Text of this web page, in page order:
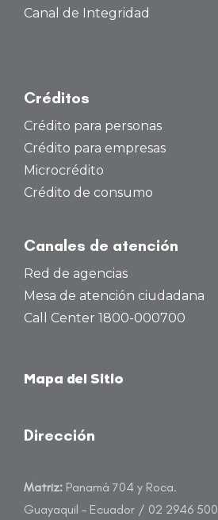
Canal de Integridad
Créditos
Crédito para personas
Crédito para empresas
Microcrédito
Crédito de consumo
Canales de atención
Red de agencias
Mesa de atención ciudadana
Call Center 1800-000700
Mapa del Sitio
Dirección
Matriz: Panamá 704 y Roca.
Guayaquil – Ecuador / 02 2946 500